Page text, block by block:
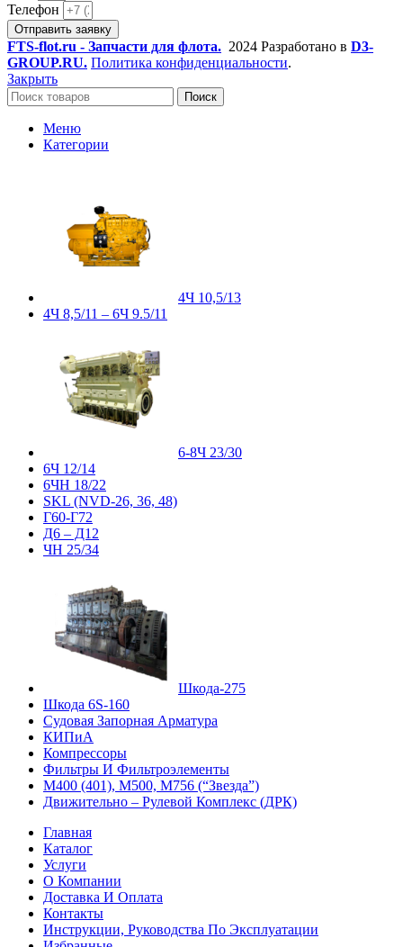
Телефон
Отправить заявку
FTS-flot.ru - Запчасти для флота. 2024 Разработано в D3-
GROUP.RU. Политика конфиденциальности.
Закрыть
Поиск
Меню
Категории
4Ч 10,5/13
4Ч 8,5/11 – 6Ч 9.5/11
6-8Ч 23/30
6Ч 12/14
6ЧН 18/22
SKL (NVD-26, 36, 48)
Г60-Г72
Д6 – Д12
ЧН 25/34
Шкода-275
Шкода 6S-160
Судовая Запорная Арматура
КИПиА
Компрессоры
Фильтры И Фильтроэлементы
М400 (401), М500, М756 (“Звезда”)
Движительно – Рулевой Комплекс (ДРК)
Главная
Каталог
Услуги
О Компании
Доставка И Оплата
Контакты
Инструкции, Руководства По Эксплуатации